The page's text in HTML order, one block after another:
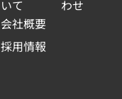
いて
会社概要
採用情報
わせ